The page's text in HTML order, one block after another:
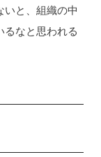
いと、組織の中
るなと思われる